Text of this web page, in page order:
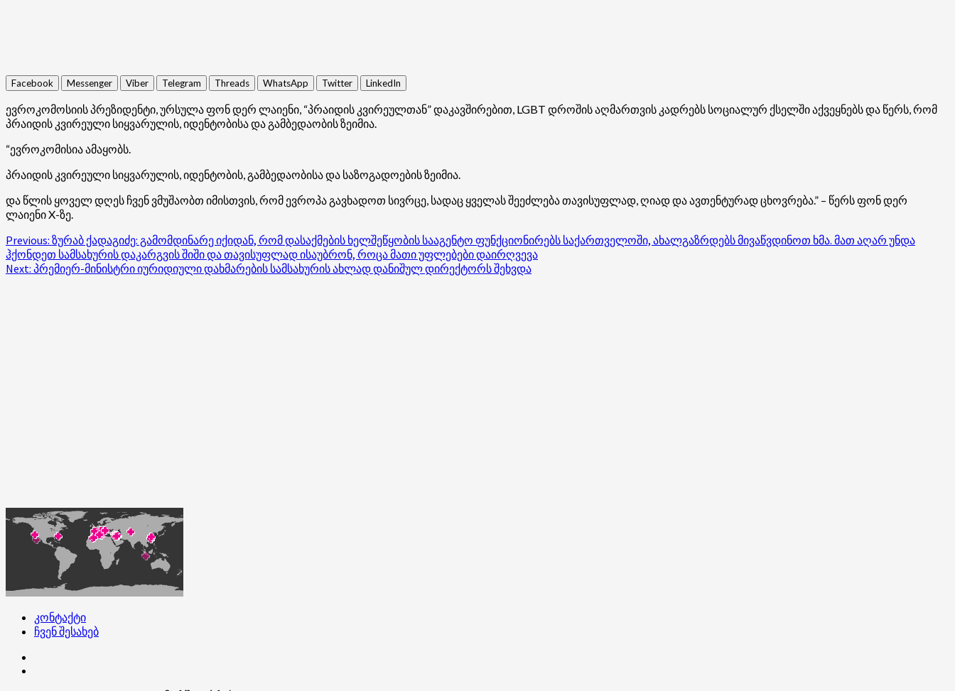
Facebook Messenger Viber Telegram Threads WhatsApp Twitter LinkedIn
ევროკომოსიის პრეზიდენტი, ურსულა ფონ დერ ლაიენი, “პრაიდის კვირეულთან” დაკავშირებით, LGBT დროშის აღმართვის კადრებს სოციალურ ქსელში აქვეყნებს და წერს, რომ
პრაიდის კვირეული სიყვარულის, იდენტობისა და გამბედაობის ზეიმია.
“ევროკომისია ამაყობს.
პრაიდის კვირეული სიყვარულის, იდენტობის, გამბედაობისა და საზოგადოების ზეიმია.
და წლის ყოველ დღეს ჩვენ ვმუშაობთ იმისთვის, რომ ევროპა გავხადოთ სივრცე, სადაც ყველას შეეძლება თავისუფლად, ღიად და ავთენტურად ცხოვრება.” – წერს ფონ დერ
ლაიენი X-ზე.
Post
navigation
Previous: ზურაბ ქადაგიძე: გამომდინარე იქიდან, რომ დასაქმების ხელშეწყობის სააგენტო ფუნქციონირებს საქართველოში, ახალგაზრდებს მივაწვდინოთ ხმა. მათ აღარ უნდა
ჰქონდეთ სამსახურის დაკარგვის შიში და თავისუფლად ისაუბრონ, როცა მათი უფლებები დაირღვევა
Next: პრემიერ-მინისტრი იურიდიული დახმარების სამსახურის ახლად დანიშულ დირექტორს შეხვდა
კონტაქტი
ჩვენ შესახებ